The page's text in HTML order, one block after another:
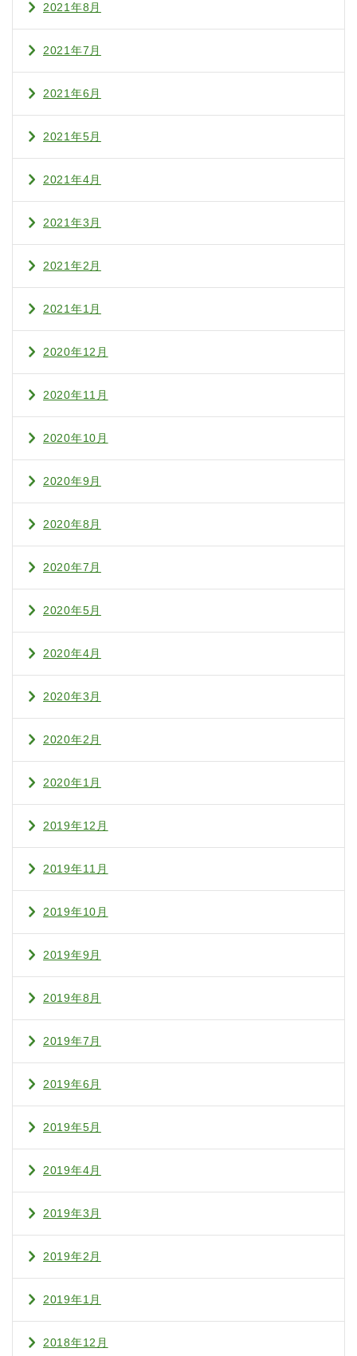
2021年8月
2021年7月
2021年6月
2021年5月
2021年4月
2021年3月
2021年2月
2021年1月
2020年12月
2020年11月
2020年10月
2020年9月
2020年8月
2020年7月
2020年5月
2020年4月
2020年3月
2020年2月
2020年1月
2019年12月
2019年11月
2019年10月
2019年9月
2019年8月
2019年7月
2019年6月
2019年5月
2019年4月
2019年3月
2019年2月
2019年1月
2018年12月